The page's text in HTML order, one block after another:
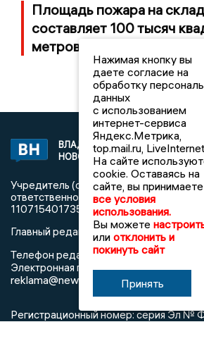
Площадь пожара на
составляет 100 тысяч
метров
ВЛАДИМИРСКИЕ
НОВОСТИ
2017 ©
Владимирские
Учредитель (соучредители):
ответственностью
1107154017354)
Главный редактор: Мазов С. А.
Телефон редакции:8 (4922) 666916
Электронная почта редакции:
reklama@newsvladimir.ru
Регистрационный номер: серия Эл №
Нажимая кнопку вы
даете согласие на
обработку
данных
с использованием
интернет-сервиса
Яндекс.Метрика,
top.mail.ru,
На сайте
cookie. Оставаясь на
сайте, вы принимаете
все условия
использования.
Вы можете
или отклонить и
покинуть сайт
Принять